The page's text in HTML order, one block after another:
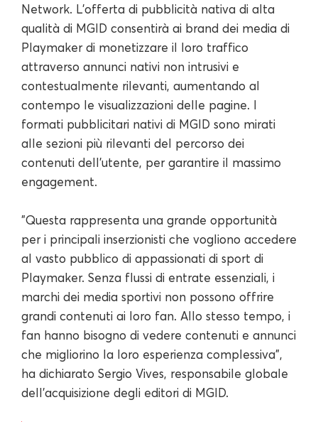
Network. L'offerta di pubblicità nativa di alta
qualità di MGID consentirà ai brand dei media di
Playmaker di monetizzare il loro traffico
attraverso annunci nativi non intrusivi e
contestualmente rilevanti, aumentando al
contempo le visualizzazioni delle pagine. I
formati pubblicitari nativi di MGID sono mirati
alle sezioni più rilevanti del percorso dei
contenuti dell'utente, per garantire il massimo
engagement.
"Questa rappresenta una grande opportunità
per i principali inserzionisti che vogliono accedere
al vasto pubblico di appassionati di sport di
Playmaker. Senza flussi di entrate essenziali, i
marchi dei media sportivi non possono offrire
grandi contenuti ai loro fan. Allo stesso tempo, i
fan hanno bisogno di vedere contenuti e annunci
che migliorino la loro esperienza complessiva",
ha dichiarato Sergio Vives, responsabile globale
dell'acquisizione degli editori di MGID.